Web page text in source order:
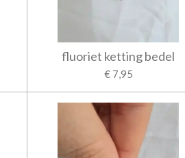
fluoriet ketting bedel
€ 7,95